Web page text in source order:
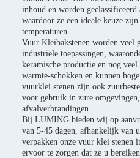
inhoud en worden geclassificeerd
waardoor ze een ideale keuze
temperaturen.
Vuur Kleibakstenen worden veel
industriële toepassingen,
keramische productie en nog
warmte-schokken en kunnen
vuurklei stenen zijn ook
voor gebruik in zure
afvalverbrandingen.
Bij LUMING bieden wij op
van 5-45 dagen, afhankelijk van
verpakken onze vuur klei stenen
ervoor te zorgen dat ze u